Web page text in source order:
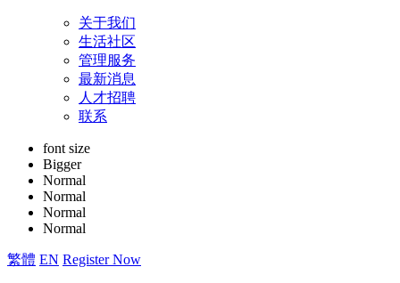
关于我们
生活社区
管理服务
最新消息
人才招聘
联系
font size
Bigger
Normal
Normal
Normal
Normal
繁體 EN Register Now